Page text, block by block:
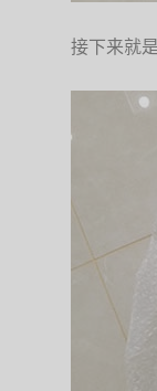
接下来就